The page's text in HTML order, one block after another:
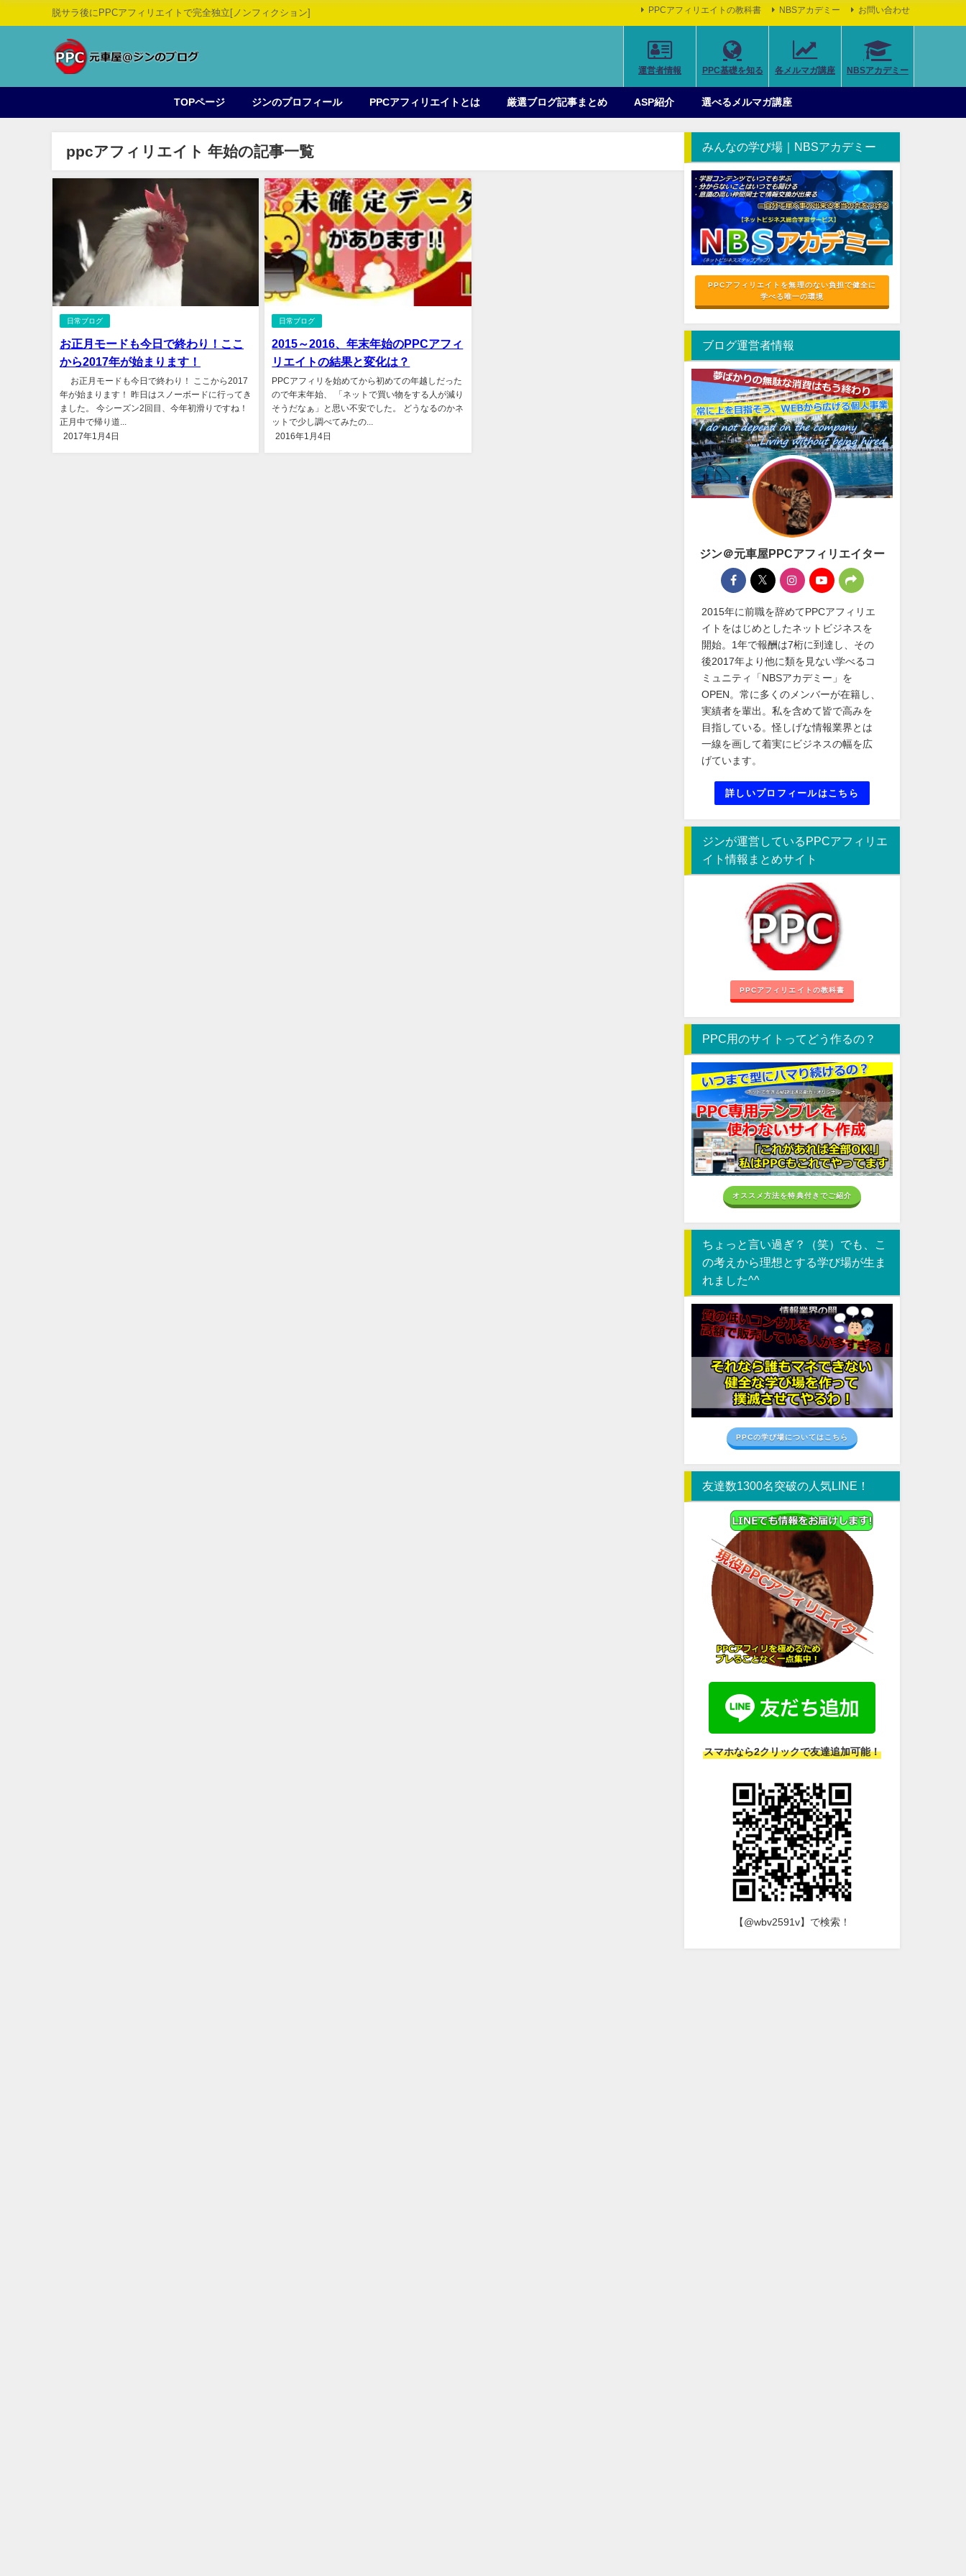
脱サラ後にPPCアフィリエイトで完全独立[ノンフィクション] PPCアフィリエイトの教科書 NBSアカデミー お問い合わせ
運営者情報 PPC基礎を知る 各メルマガ講座 NBSアカデミー
TOPページ ジンのプロフィール PPCアフィリエイトとは 厳選ブログ記事まとめ ASP紹介 選べるメルマガ講座
ppcアフィリエイト 年始の記事一覧
日常ブログ
お正月モードも今日で終わり！ここ
から2017年が始まります！
お正月モードも今日で終わり！ ここから2017
年が始まります！ 昨日はスノーボードに行ってき
ました。 今シーズン2回目、今年初滑りですね！
正月中で帰り道...
2017年1月4日
日常ブログ
2015～2016、年末年始のPPCアフィ
リエイトの結果と変化は？
PPCアフィリを始めてから初めての年越しだった
ので年末年始、 「ネットで買い物をする人が減り
そうだなぁ」と思い不安でした。 どうなるのかネ
ットで少し調べてみたの...
2016年1月4日
みんなの学び場｜NBSアカデミー
PPCアフィリエイトを無理のない負担で健全に
学べる唯一の環境
ブログ運営者情報
ジン＠元車屋PPCアフィリエイター
2015年に前職を辞めてPPCアフィリエ
イトをはじめとしたネットビジネスを
開始。1年で報酬は7桁に到達し、その
後2017年より他に類を見ない学べるコ
ミュニティ「NBSアカデミー」を
OPEN。常に多くのメンバーが在籍し、
実績者を輩出。私を含めて皆で高みを
目指している。怪しげな情報業界とは
一線を画して着実にビジネスの幅を広
げています。
詳しいプロフィールはこちら
ジンが運営しているPPCアフィリエ
イト情報まとめサイト
PPCアフィリエイトの教科書
PPC用のサイトってどう作るの？
オススメ方法を特典付きでご紹介
ちょっと言い過ぎ？（笑）でも、こ
の考えから理想とする学び場が生ま
れました^^
PPCの学び場についてはこちら
友達数1300名突破の人気LINE！
スマホなら2クリックで友達追加可能！
【@wbv2591v】で検索！